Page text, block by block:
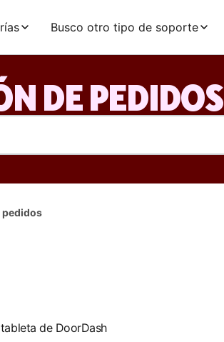
Busco otro tipo de soporte
DE PEDIDOS
pedidos
de DoorDash